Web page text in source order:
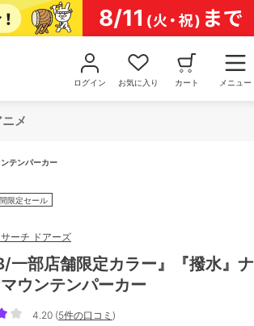
ログイン お気に入り カート メニュー
メ
テンパーカー
限定セール
ーチ ドアーズ
一部店舗限定カラー』『撥水』ナ
ウンテンパーカー
4.20 (5件の口コミ )